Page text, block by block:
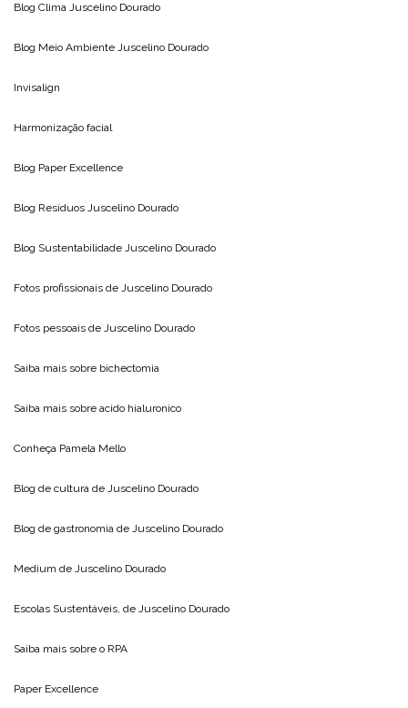
Blog Clima Juscelino Dourado
Blog Meio Ambiente Juscelino Dourado
Invisalign
Harmonização facial
Blog Paper Excellence
Blog Resíduos Juscelino Dourado
Blog Sustentabilidade Juscelino Dourado
Fotos profissionais de Juscelino Dourado
Fotos pessoais de Juscelino Dourado
Saiba mais sobre bichectomia
Saiba mais sobre acido hialuronico
Conheça Pamela Mello
Blog de cultura de Juscelino Dourado
Blog de gastronomia de Juscelino Dourado
Medium de Juscelino Dourado
Escolas Sustentáveis, de Juscelino Dourado
Saiba mais sobre o RPA
Paper Excellence